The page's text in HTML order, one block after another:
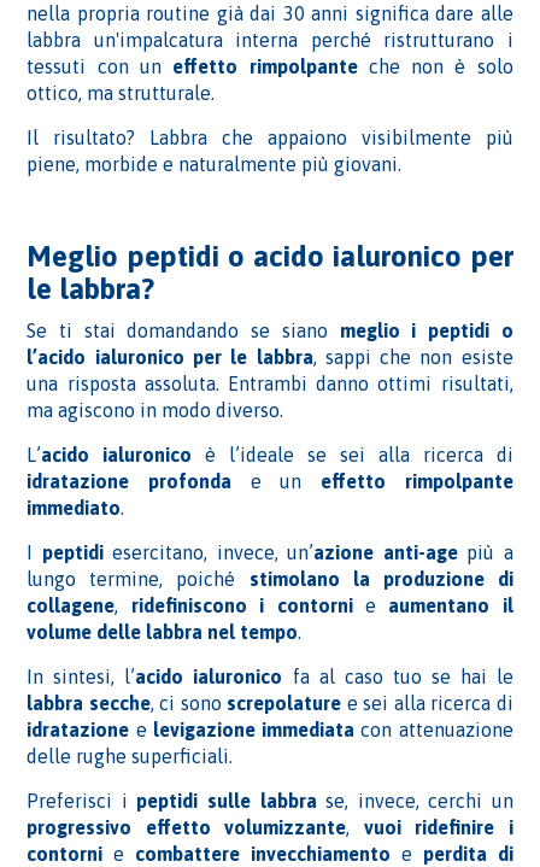
nella propria routine già dai 30 anni significa dare alle
labbra un'impalcatura interna perché ristrutturano i
tessuti con un effetto rimpolpanteche non è solo
ottico, ma strutturale.
Il risultato? Labbra che appaiono visibilmente più
piene, morbide e naturalmente più giovani.
Meglio peptidi o acido ialuronico per
le labbra?
Se ti stai domandando se siano meglio i peptidi o
l’acido ialuronico per le labbra, sappi che non esiste
una risposta assoluta. Entrambi danno ottimi risultati,
ma agiscono in modo diverso.
L’acido ialuronicoè l’ideale se sei alla ricerca di
idratazione profonda e un effetto rimpolpante
immediato.
I peptidiesercitano, invece, un’azione anti-age più a
lungo termine, poiché stimolano la produzione di
collagene, ridefiniscono i contornie aumentano il
volume delle labbra nel tempo.
In sintesi, l’acido ialuronico fa al caso tuo se hai le
labbra secche, ci sono screpolature e sei alla ricerca di
idratazione e levigazione immediata con attenuazione
delle rughe superficiali.
Preferisci i peptidi sulle labbra se, invece, cerchi un
progressivo effetto volumizzante, vuoi ridefinire i
contorni e combattere invecchiamento e perdita di